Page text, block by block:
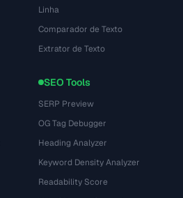
Linha
Comparador de Texto
Extrator de Texto
SEO Tools
SERP Preview
OG Tag Debugger
Heading Analyzer
Keyword Density Analyzer
Readability Score